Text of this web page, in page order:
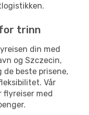
trinn
din med
og Szczecin,
de beste prisene,
Vår
flyreiser med